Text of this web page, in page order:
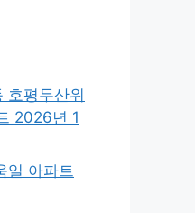
호평두산위
2026년 1
일 아파트